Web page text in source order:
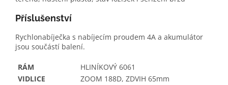
Příslušenství
Rychlonabíječka s nabíjecím proudem 4A a akumulátor
jsou součástí balení.
RÁM
HLINÍKOVÝ 6061
VIDLICE
ZOOM 188D, ZDVIH 65mm